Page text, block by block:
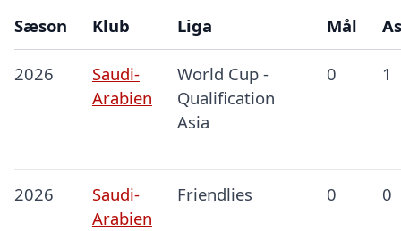
Sæson Klub Liga Mål
2026
Saudi-
Arabien
World Cup -
Qualification
Asia
0 1
2026
Saudi-
Arabien
Friendlies 0 0